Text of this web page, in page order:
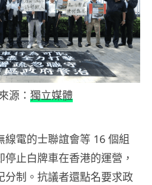
源： 獨立媒體
電的士聯誼會等 16 個組
止白牌車在香港的運營，
分制。抗議者還點名要求政